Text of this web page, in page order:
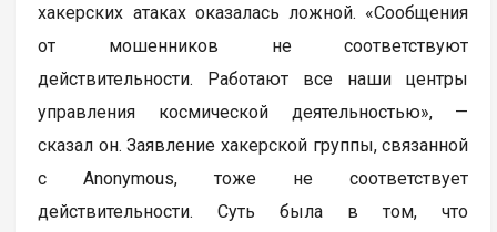
хакерских атаках оказалась ложной. «Сообщения
от мошенников не соответствуют
действительности. Работают все наши центры
управления космической деятельностью», —
сказал он. Заявление хакерской группы, связанной
с Anonymous, тоже не соответствует
действительности. Суть была в том, что